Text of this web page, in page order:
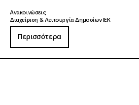
Ανακοινώσεις
Διαχείριση & Λειτουργία Δημοσίων ΙΕΚ
Περισσότερα